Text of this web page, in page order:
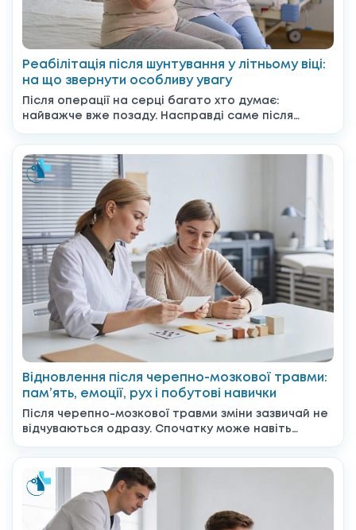
Реабілітація після шунтування у літньому віці:
на що звернути особливу увагу
Після операції на серці багато хто думає:
найважче вже позаду. Насправді саме після
виписки починається період,...
Відновлення після черепно-мозкової травми:
пам’ять, емоції, рух і побутові навички
Після черепно-мозкової травми зміни зазвичай не
відчуваються одразу. Спочатку може навіть